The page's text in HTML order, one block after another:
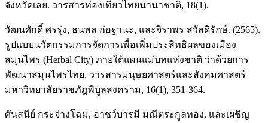
จังหวัดเลย. วารสารท่องเที่ยวไทยนานาชาติ, 18(1).
วัฒนศักดิ์ ศรรุ่ง, ธนพล ก่อฐานะ, และจิราพร สวัสดิรักษ์. (2565).
รูปแบบนวัตกรรมการจัดการเพื่อเพิ่มประสิทธิผลของเมือง
สมุนไพร (Herbal City) ภายใต้แผนแม่บทแห่งชาติ ว่าด้วยการ
พัฒนาสมุนไพรไทย. วารสารมนุษยศาสตร์และสังคมศาสตร์
มหาวิทยาลัยราชภัฎพิบูลสงคราม, 16(1), 351-364.
ศันสนีย์ กระจ่างโฉม, อาชว์บารมี มณีตระกูลทอง, และเผชิญ